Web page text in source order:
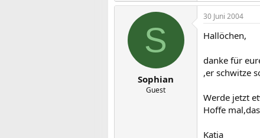
S
Sophian
Guest
30 Juni 2004
Hallöchen,
danke für
,er schwitze
Werde jetzt
Hoffe
Katja